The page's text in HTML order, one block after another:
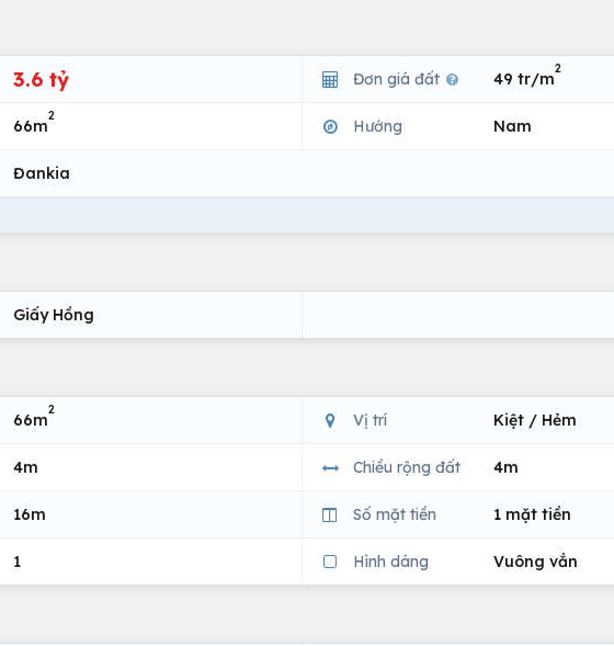
3.6 tỷ Đơn giá đất 49 tr/m
2
66m
2
Hướng Nam
Đankia
Giấy Hồng
66m
2
Vị trí Kiệt / Hẻm
4m Chiều rộng đất 4m
16m Số mặt tiền 1 mặt tiền
1 Hình dáng Vuông vắn